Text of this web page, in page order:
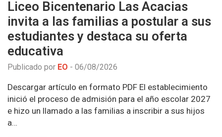
Liceo Bicentenario Las Acacias
invita a las familias a postular a sus
estudiantes y destaca su oferta
educativa
Publicado por EO - 06/08/2026
Descargar artículo en formato PDF El establecimiento
inició el proceso de admisión para el año escolar 2027
e hizo un llamado a las familias a inscribir a sus hijos
a…